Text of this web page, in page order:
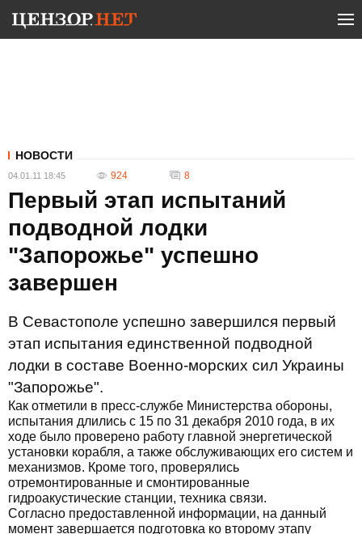
НОВОСТИ
04.01.11 18:45 924 8
Первый этап испытаний
подводной лодки
"Запорожье" успешно
завершен
В Севастополе успешно завершился первый
этап испытания единственной подводной
лодки в составе Военно-морских сил Украины
"Запорожье".
Как отметили в пресс-службе Министерства обороны,
испытания длились с 15 по 31 декабря 2010 года, в их
ходе было проверено работу главной энергетической
установки корабля, а также обслуживающих его систем и
механизмов. Кроме того, проверялись
отремонтированные и смонтированные
гидроакустические станции, техника связи.
Согласно предоставленной информации, на данный
момент завершается подготовка ко второму этапу